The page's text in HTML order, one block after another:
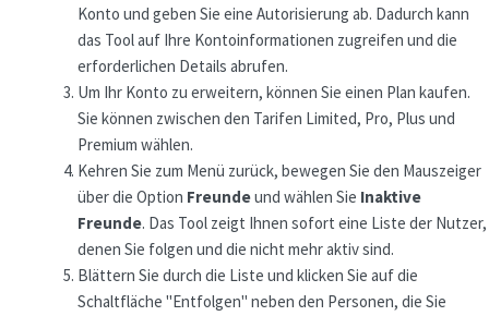
Konto und geben Sie eine Autorisierung ab. Dadurch kann
das Tool auf Ihre Kontoinformationen zugreifen und die
erforderlichen Details abrufen.
Um Ihr Konto zu erweitern, können Sie einen Plan kaufen.
Sie können zwischen den Tarifen Limited, Pro, Plus und
Premium wählen.
Kehren Sie zum Menü zurück, bewegen Sie den Mauszeiger
über die Option Freundeund wählen Sie Inaktive
Freunde. Das Tool zeigt Ihnen sofort eine Liste der Nutzer,
denen Sie folgen und die nicht mehr aktiv sind.
Blättern Sie durch die Liste und klicken Sie auf die
Schaltfläche "Entfolgen" neben den Personen, die Sie